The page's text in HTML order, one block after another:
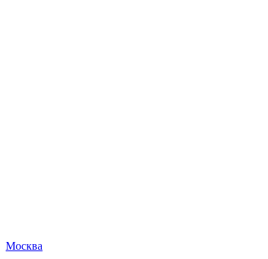
Москва